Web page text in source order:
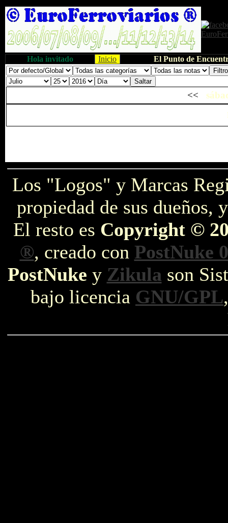
Hola invitado Inicio El Punto de
<<
Los "Logos" y Marcas
propiedad de sus dueños,
El resto es Copyright ©
®, creado con PostNuke
PostNuke y Zikula son
bajo licencia GNU/GPL